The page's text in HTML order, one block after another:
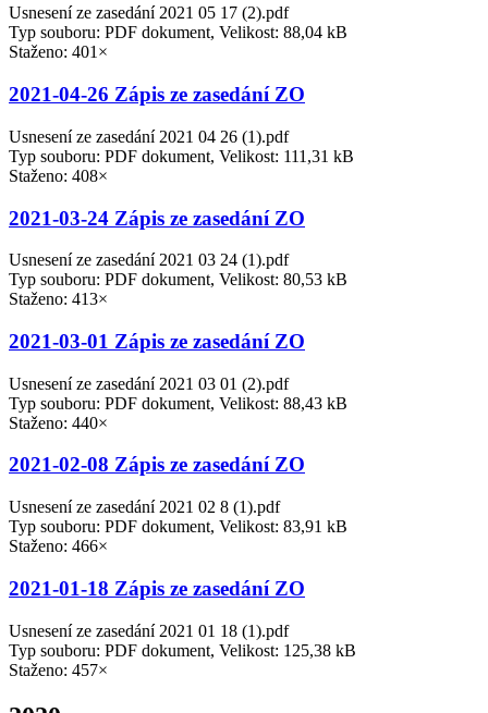
Usnesení ze zasedání 2021 05 17 (2).pdf
Typ souboru: PDF dokument, Velikost: 88,04 kB
Staženo: 401×
2021-04-26 Zápis ze zasedání ZO
Usnesení ze zasedání 2021 04 26 (1).pdf
Typ souboru: PDF dokument, Velikost: 111,31 kB
Staženo: 408×
2021-03-24 Zápis ze zasedání ZO
Usnesení ze zasedání 2021 03 24 (1).pdf
Typ souboru: PDF dokument, Velikost: 80,53 kB
Staženo: 413×
2021-03-01 Zápis ze zasedání ZO
Usnesení ze zasedání 2021 03 01 (2).pdf
Typ souboru: PDF dokument, Velikost: 88,43 kB
Staženo: 440×
2021-02-08 Zápis ze zasedání ZO
Usnesení ze zasedání 2021 02 8 (1).pdf
Typ souboru: PDF dokument, Velikost: 83,91 kB
Staženo: 466×
2021-01-18 Zápis ze zasedání ZO
Usnesení ze zasedání 2021 01 18 (1).pdf
Typ souboru: PDF dokument, Velikost: 125,38 kB
Staženo: 457×